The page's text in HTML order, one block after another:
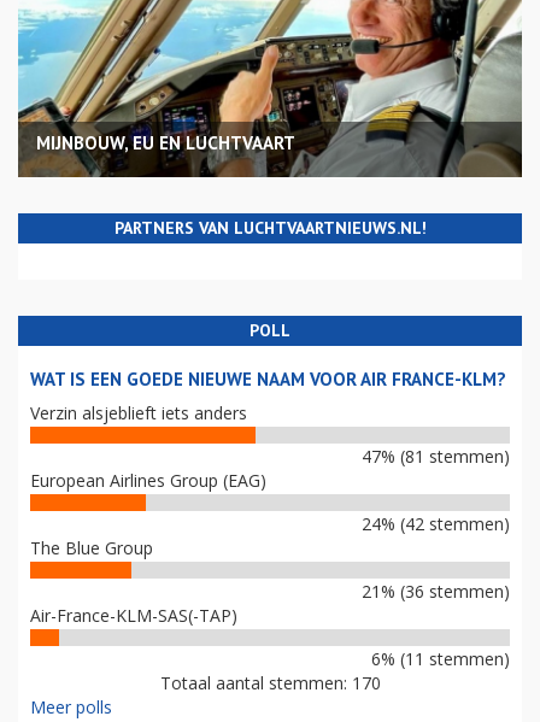
MIJNBOUW, EU EN LUCHTVAART
PARTNERS VAN LUCHTVAARTNIEUWS.NL!
POLL
WAT IS EEN GOEDE NIEUWE NAAM VOOR AIR FRANCE-KLM?
Verzin alsjeblieft iets anders
47% (81 stemmen)
European Airlines Group (EAG)
24% (42 stemmen)
The Blue Group
21% (36 stemmen)
Air-France-KLM-SAS(-TAP)
6% (11 stemmen)
Totaal aantal stemmen: 170
Meer polls